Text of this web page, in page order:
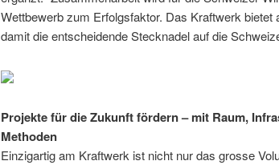
Wettbewerb zum Erfolgsfaktor. Das Kraftwerk
damit die entscheidende Stecknadel auf die
Projekte für die Zukunft fördern – mit Raum,
Methoden
Einzigartig am Kraftwerk ist nicht nur das grosse